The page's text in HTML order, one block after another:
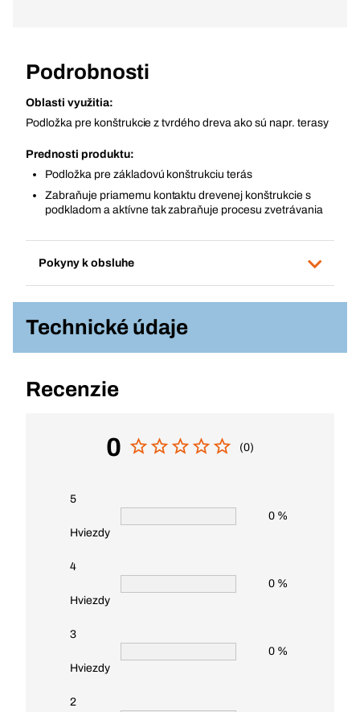
Podrobnosti
Oblasti využitia:
Podložka pre konštrukcie z tvrdého dreva ako sú napr. terasy
Prednosti produktu:
Podložka pre základovú konštrukciu terás
Zabraňuje priamemu kontaktu drevenej konštrukcie s
podkladom a aktívne tak zabraňuje procesu zvetrávania
Pokyny k obsluhe
Technické údaje
Recenzie
0 (0)
5
Hviezdy
0 %
4
Hviezdy
0 %
3
Hviezdy
0 %
2